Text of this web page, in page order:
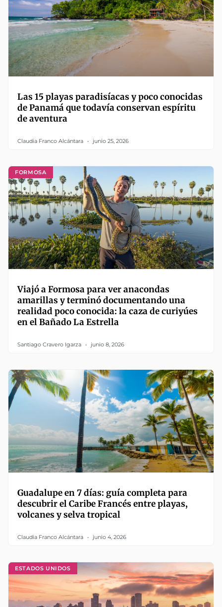
Las 15 playas paradisíacas y poco conocidas
de Panamá que todavía conservan espíritu
de aventura
Claudia Franco Alcántara junio 25, 2026
FORMOSA
Viajó a Formosa para ver anacondas
amarillas y terminó documentando una
realidad poco conocida: la caza de curiyúes
en el Bañado La Estrella
Santiago Cravero Igarza junio 8, 2026
Guadalupe en 7 días: guía completa para
descubrir el Caribe Francés entre playas,
volcanes y selva tropical
Claudia Franco Alcántara junio 4, 2026
ESTADOS UNIDOS